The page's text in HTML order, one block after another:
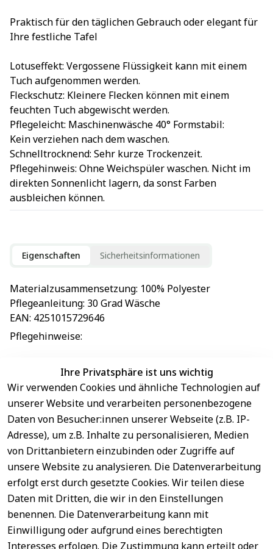
Praktisch für den täglichen Gebrauch oder elegant für
Ihre festliche Tafel
Lotuseffekt: Vergossene Flüssigkeit kann mit einem
Tuch aufgenommen werden.
Fleckschutz: Kleinere Flecken können mit einem
feuchten Tuch abgewischt werden.
Pflegeleicht: Maschinenwäsche 40° Formstabil:
Kein verziehen nach dem waschen.
Schnelltrocknend: Sehr kurze Trockenzeit.
Pflegehinweis: Ohne Weichspüler waschen. Nicht im
direkten Sonnenlicht lagern, da sonst Farben
ausbleichen können.
Eigenschaften Sicherheitsinformationen
Materialzusammensetzung: 100% Polyester
Pflegeanleitung: 30 Grad Wäsche
EAN: 4251015729646
Pflegehinweise:
EU-Verantwortliche Person - klicken Sie für Details
Ihre Privatsphäre ist uns wichtig
Wir verwenden Cookies und ähnliche Technologien auf
unserer Website und verarbeiten personenbezogene
Daten von Besucher:innen unserer Webseite (z.B. IP-
Adresse), um z.B. Inhalte zu personalisieren, Medien
von Drittanbietern einzubinden oder Zugriffe auf
unsere Website zu analysieren. Die Datenverarbeitung
erfolgt erst durch gesetzte Cookies. Wir teilen diese
Daten mit Dritten, die wir in den Einstellungen
benennen. Die Datenverarbeitung kann mit
Einwilligung oder aufgrund eines berechtigten
Interesses erfolgen. Die Zustimmung kann erteilt oder
RechtlichesService
Sichere
Zahlungsar